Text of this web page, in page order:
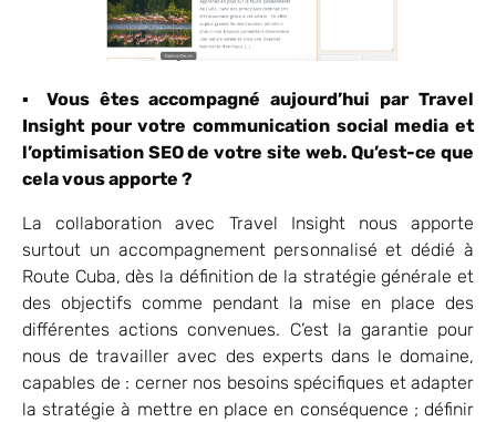
▪ Vous êtes accompagné aujourd’hui par Travel
Insight pour votre communication social media et
l’optimisation SEO de votre site web. Qu’est-ce que
cela vous apporte ?
La collaboration avec Travel Insight nous apporte
surtout un accompagnement personnalisé et dédié à
Route Cuba, dès la définition de la stratégie générale et
des objectifs comme pendant la mise en place des
différentes actions convenues. C’est la garantie pour
nous de travailler avec des experts dans le domaine,
capables de : cerner nos besoins spécifiques et adapter
la stratégie à mettre en place en conséquence ; définir